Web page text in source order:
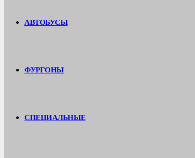
АВТОБУСЫ
ФУРГОНЫ
СПЕЦИАЛЬНЫЕ